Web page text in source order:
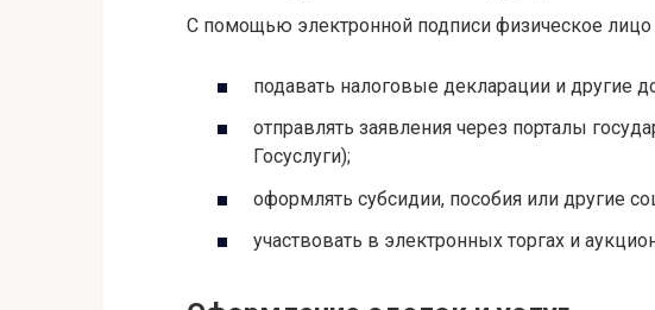
С помощью электронной подписи физическое
подавать налоговые декларации и другие
отправлять заявления через порталы
Госуслуги);
оформлять субсидии, пособия или другие
участвовать в электронных торгах и